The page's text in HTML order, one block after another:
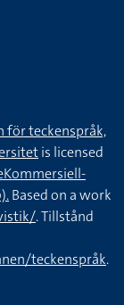
för teckenspråk,
is licensed
Based on a work
. Tillstånd
teckenspråk.